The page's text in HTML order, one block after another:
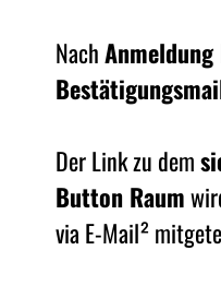
NachAnmeldung
Der Link zu dem
Button Raum
via E-Mail²